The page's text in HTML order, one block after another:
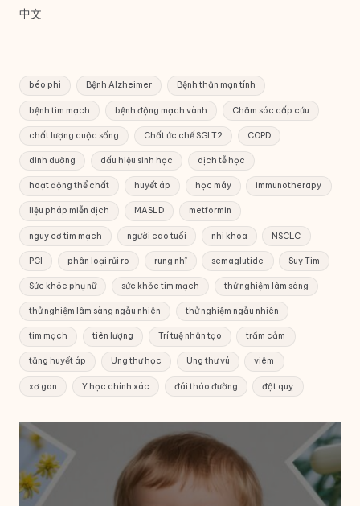
中文
béo phì Bệnh Alzheimer Bệnh thận mạn tính
bệnh tim mạch bệnh động mạch vành Chăm sóc cấp cứu
chất lượng cuộc sống Chất ức chế SGLT2 COPD
dinh dưỡng dấu hiệu sinh học dịch tễ học
hoạt động thể chất huyết áp học máy immunotherapy
liệu pháp miễn dịch MASLD metformin
nguy cơ tim mạch người cao tuổi nhi khoa NSCLC
PCI phân loại rủi ro rung nhĩ semaglutide Suy Tim
Sức khỏe phụ nữ sức khỏe tim mạch thử nghiệm lâm sàng
thử nghiệm lâm sàng ngẫu nhiên thử nghiệm ngẫu nhiên
tim mạch tiên lượng Trí tuệ nhân tạo trầm cảm
tăng huyết áp Ung thư học Ung thư vú viêm
xơ gan Y học chính xác đái tháo đường đột quỵ